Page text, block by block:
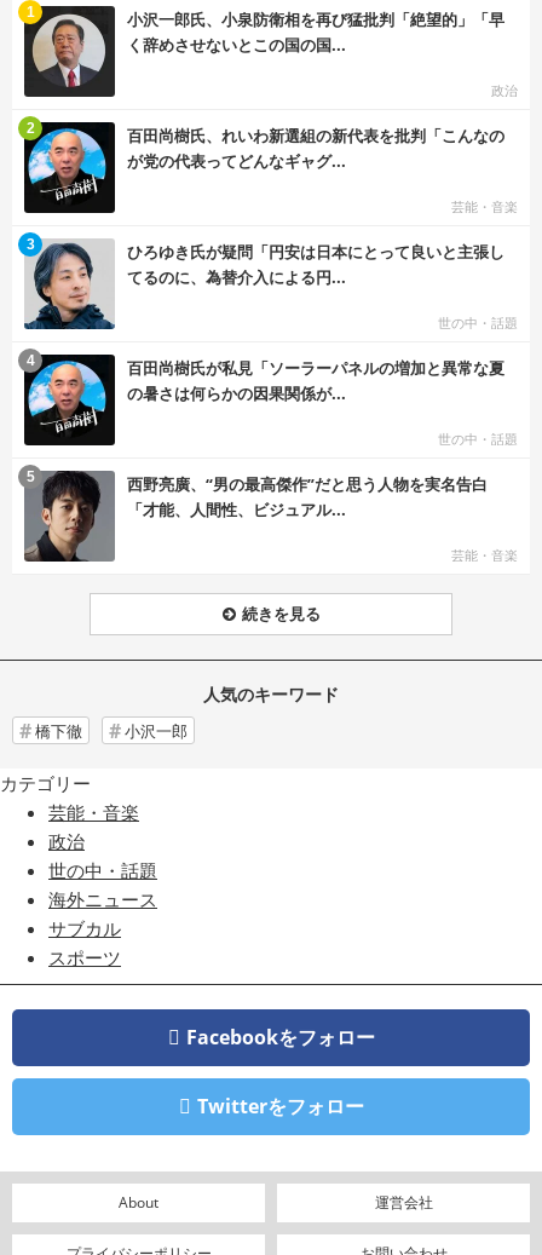
小沢一郎氏、小泉防衛相を再び猛批判「絶望的」「早
く辞めさせないとこの国の国...
政治
1
百田尚樹氏、れいわ新選組の新代表を批判「こんなの
が党の代表ってどんなギャグ...
芸能・音楽
2
ひろゆき氏が疑問「円安は日本にとって良いと主張し
てるのに、為替介入による円...
世の中・話題
3
百田尚樹氏が私見「ソーラーパネルの増加と異常な夏
の暑さは何らかの因果関係が...
世の中・話題
4
西野亮廣、“男の最高傑作”だと思う人物を実名告白
「才能、人間性、ビジュアル...
芸能・音楽
5
続きを見る
人気のキーワード
橋下徹 小沢一郎
カテゴリー
芸能・音楽
政治
世の中・話題
海外ニュース
サブカル
スポーツ
Facebookをフォロー
Twitterをフォロー
About 運営会社